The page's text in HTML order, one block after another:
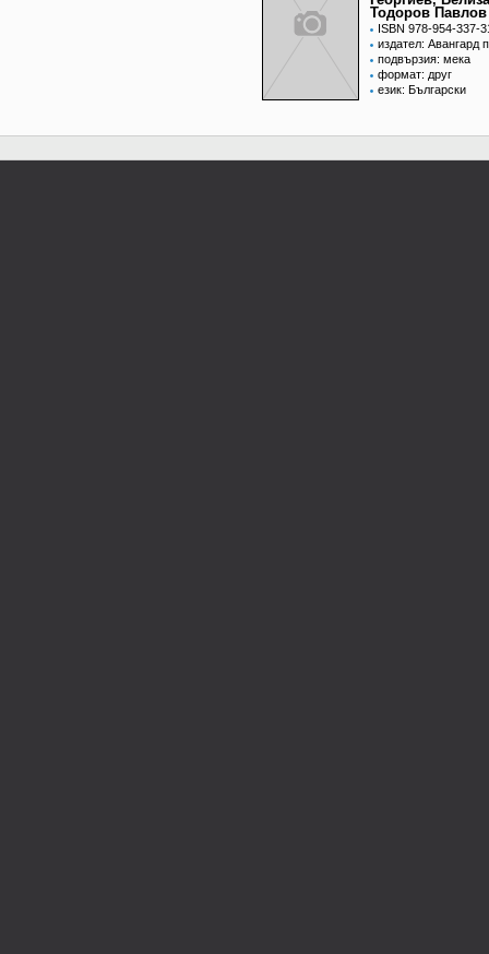
Тодоров Павлов
ISBN 978-954-337-
издател: Авангард
подвързия: мека
формат: друг
език: Български